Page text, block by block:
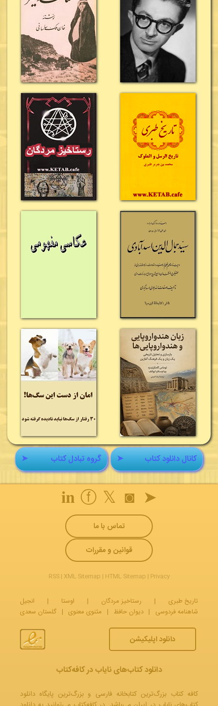
➤ گروه تبادل کتاب ➤ کانال دانلود کتاب
➤
◙
𝕏
ⓕ
𝐢𝐧
تماس با ما
قوانین و مقررات
RSS| XML Sitemap | HTML Sitemap | Privacy
تاریخ طبری | رستاخیز مردگان | اوستا |
انجیل
شاهنامه فردوسی | دیوان حافظ | مثنوی معنوی | گلستان سعدی
دانلود اپلیکیشن
دانلود کتاب‌های نایاب در کافه‌کتاب
کافه کتاب بزرگ‌ترین کتابخانه فارسی و بزرگ‌ترین پایگاه دانلود